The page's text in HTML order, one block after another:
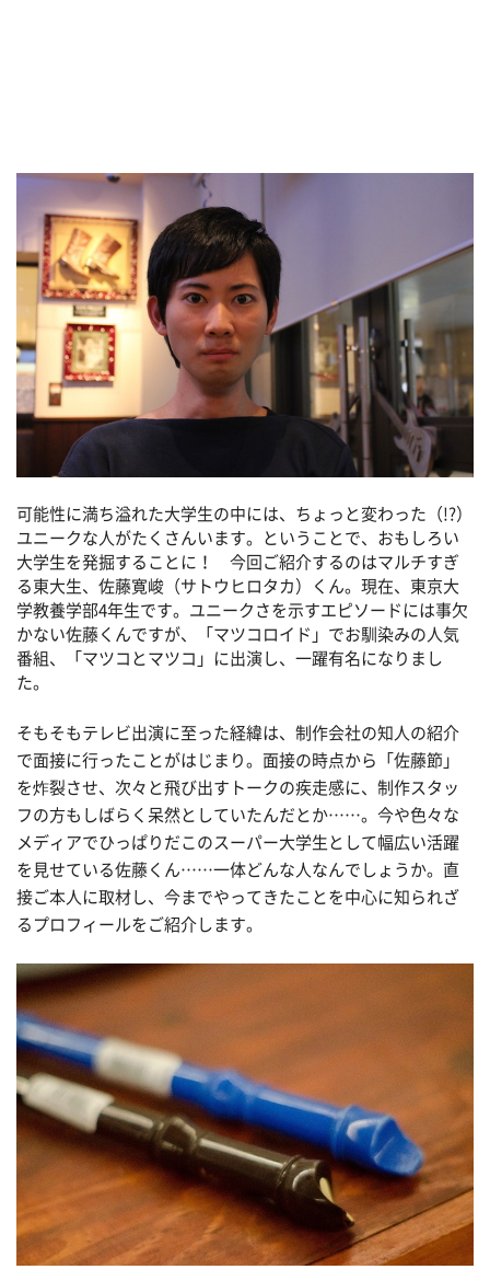
可能性に満ち溢れた大学生の中には、ちょっと変わった（!?）
ユニークな人がたくさんいます。ということで、おもしろい
大学生を発掘することに！ 今回ご紹介するのはマルチすぎ
る東大生、佐藤寛峻（サトウヒロタカ）くん。現在、東京大
学教養学部4年生です。ユニークさを示すエピソードには事欠
かない佐藤くんですが、「マツコロイド」でお馴染みの人気
番組、「マツコとマツコ」に出演し、一躍有名になりまし
た。
そもそもテレビ出演に至った経緯は、制作会社の知人の紹介
で面接に行ったことがはじまり。面接の時点から「佐藤節」
を炸裂させ、次々と飛び出すトークの疾走感に、制作スタッ
フの方もしばらく呆然としていたんだとか……。今や色々な
メディアでひっぱりだこのスーパー大学生として幅広い活躍
を見せている佐藤くん……一体どんな人なんでしょうか。直
接ご本人に取材し、今までやってきたことを中心に知られざ
るプロフィールをご紹介します。